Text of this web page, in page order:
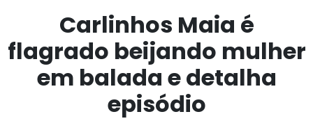
Carlinhos Maia é
flagrado beijando mulher
em balada e detalha
episódio